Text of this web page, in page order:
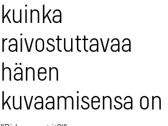
kuinka
raivostuttavaa
hänen
kuvaamisensa on